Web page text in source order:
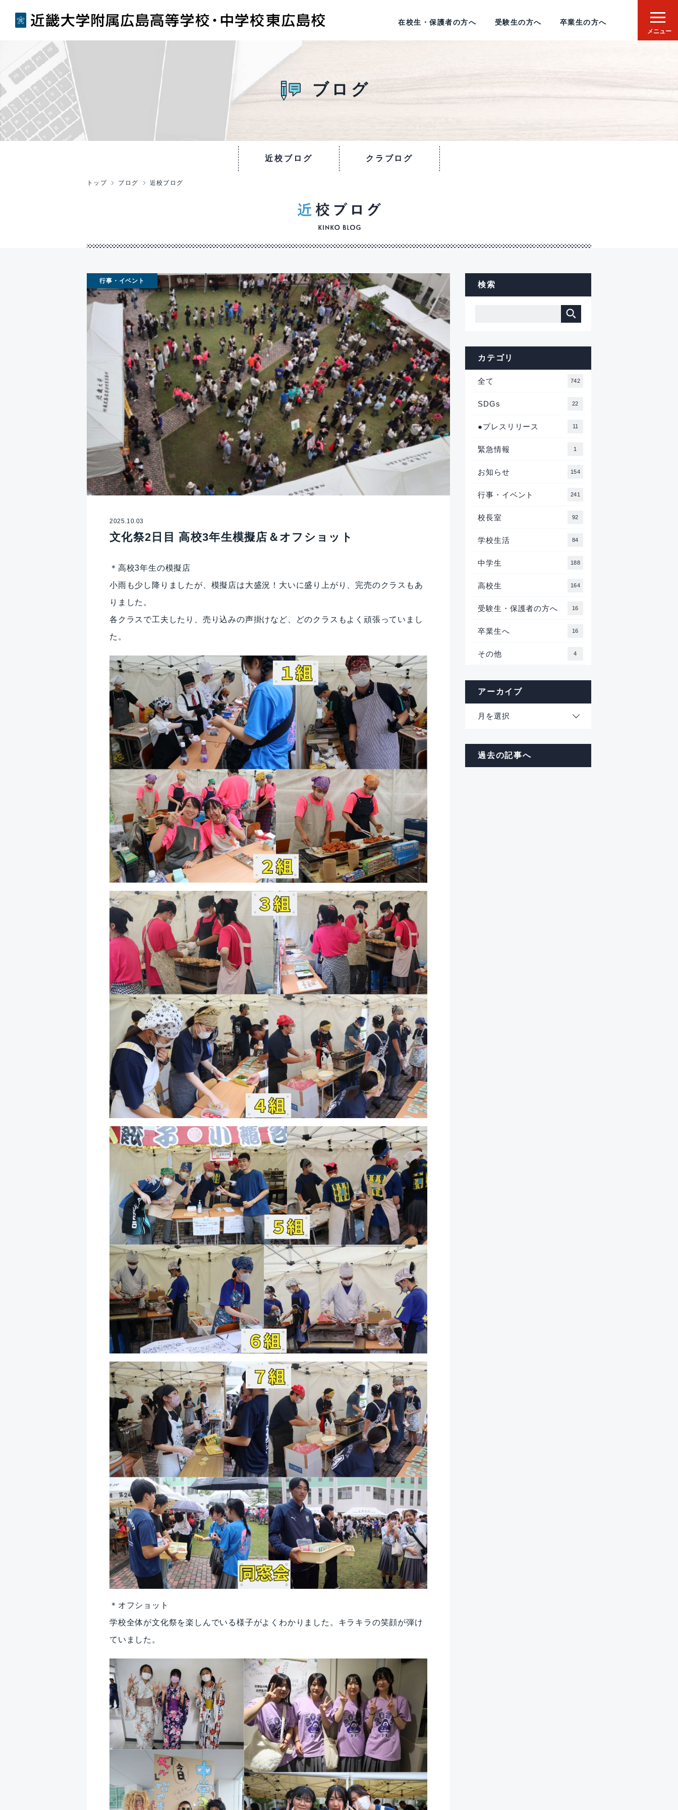
在校生・保護者の方へ 受験生の方へ 卒業生の方へ
ブログ
近校ブログ クラブログ
トップ ブログ 近校ブログ
行事・イベント
2025.10.03
文化祭2日目 高校3年生模擬店＆オフショット
＊高校3年生の模擬店
小雨も少し降りましたが、模擬店は大盛況！大いに盛り上がり、完売のクラスもあ
りました。
各クラスで工夫したり、売り込みの声掛けなど、どのクラスもよく頑張っていまし
た。
＊オフショット
学校全体が文化祭を楽しんでいる様子がよくわかりました。キラキラの笑顔が弾け
ていました。
検索
カテゴリ
全て 742
SDGs 22
●プレスリリース 11
緊急情報 1
お知らせ 154
行事・イベント 241
校長室 92
学校生活 84
中学生 188
高校生 164
受験生・保護者の方へ 16
卒業生へ 16
その他 4
アーカイブ
月を選択
過去の記事へ
メニュー